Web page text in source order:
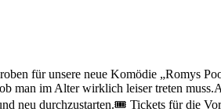
für unsere neue Komödie „Romys
man im Alter wirklich leiser treten
neu durchzustarten.🎟️ Tickets für die